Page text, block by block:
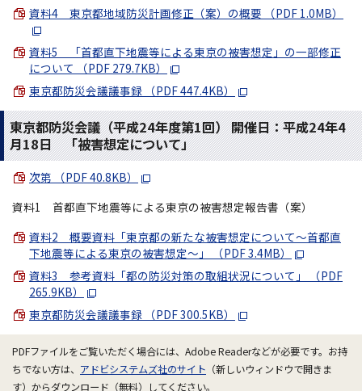
資料4 東京都地域防災計画修正（案）の概要 （PDF 1.0MB）
資料5 「首都直下地震等による東京の被害想定」の一部修正
について （PDF 279.7KB）
東京都防災会議議事録 （PDF 447.4KB）
東京都防災会議（平成24年度第1回） 開催日：平成24年4
月18日 「被害想定について」
次第 （PDF 40.8KB）
資料1 首都直下地震等による東京の被害想定報告書（案）
資料2 概要資料「東京都の新たな被害想定について～首都直
下地震等による東京の被害想定～」 （PDF 3.4MB）
資料3 参考資料「都の防災対策の取組状況について」 （PDF
265.9KB）
東京都防災会議議事録 （PDF 300.5KB）
PDFファイルをご覧いただく場合には、Adobe Readerなどが必要です。お持
ちでない方は、 アドビシステムズ社のサイト （新しいウィンドウで開きま
す）からダウンロード（無料）してください。